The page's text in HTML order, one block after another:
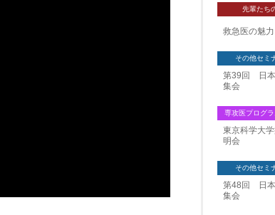
先輩たち
救急医の魅力
その他セミ
第39回 日本
集会
専攻医プログ
東京科学大
明会
その他セミ
第48回 日本
集会